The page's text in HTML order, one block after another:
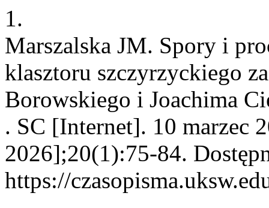
1.
Marszalska JM. Spory i
klasztoru szczyrzyckiego
Borowskiego i Joachima
. SC [Internet]. 10 marzec
2026];20(1):75-84.
https://